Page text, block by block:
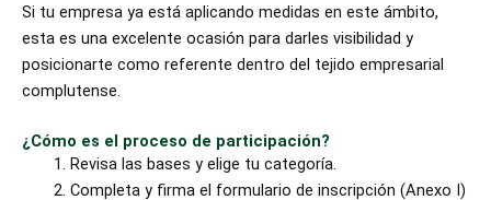
Si tu empresa ya está aplicando medidas en este ámbito,
esta es una excelente ocasión para darles visibilidad y
posicionarte como referente dentro del tejido empresarial
complutense.
¿Cómo es el proceso de participación?
Revisa las bases y elige tu categoría.
Completa y firma el formulario de inscripción (Anexo I)